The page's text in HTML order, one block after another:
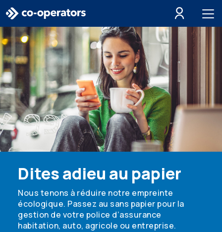
Passer à la recherche
Passer au menu principal
Passer au contenu principal
Passer au pied de page
Dites adieu au papier
Nous tenons à réduire notre empreinte
écologique. Passez au sans papier pour la
gestion de votre police d’assurance
habitation, auto, agricole ou entreprise.